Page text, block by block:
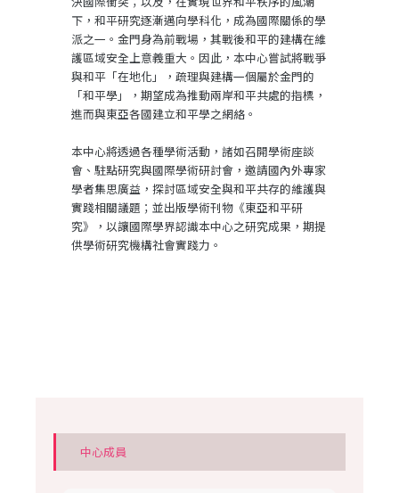
下，和平研究逐漸邁向學科化，成為國際關係的學
派之一。金門身為前戰場，其戰後和平的建構在維
護區域安全上意義重大。因此，本中心嘗試將戰爭
與和平「在地化」，疏理與建構一個屬於金門的
「和平學」，期望成為推動兩岸和平共處的指標，
進而與東亞各國建立和平學之網絡。
本中心將透過各種學術活動，諸如召開學術座談
會、駐點研究與國際學術研討會，邀請國內外專家
學者集思廣益，探討區域安全與和平共存的維護與
實踐相關議題；並出版學術刊物《東亞和平研
究》，以讓國際學界認識本中心之研究成果，期提
供學術研究機構社會實踐力。
中心成員